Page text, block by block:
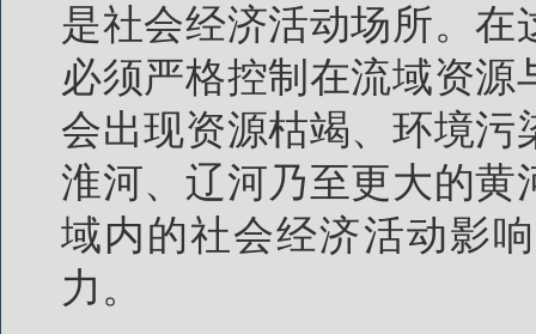
是社会经济活动场所。
必须严格控制在流域资
会出现资源枯竭、环境
淮河、辽河乃至更大的黄
域内的社会经济活动影
力。